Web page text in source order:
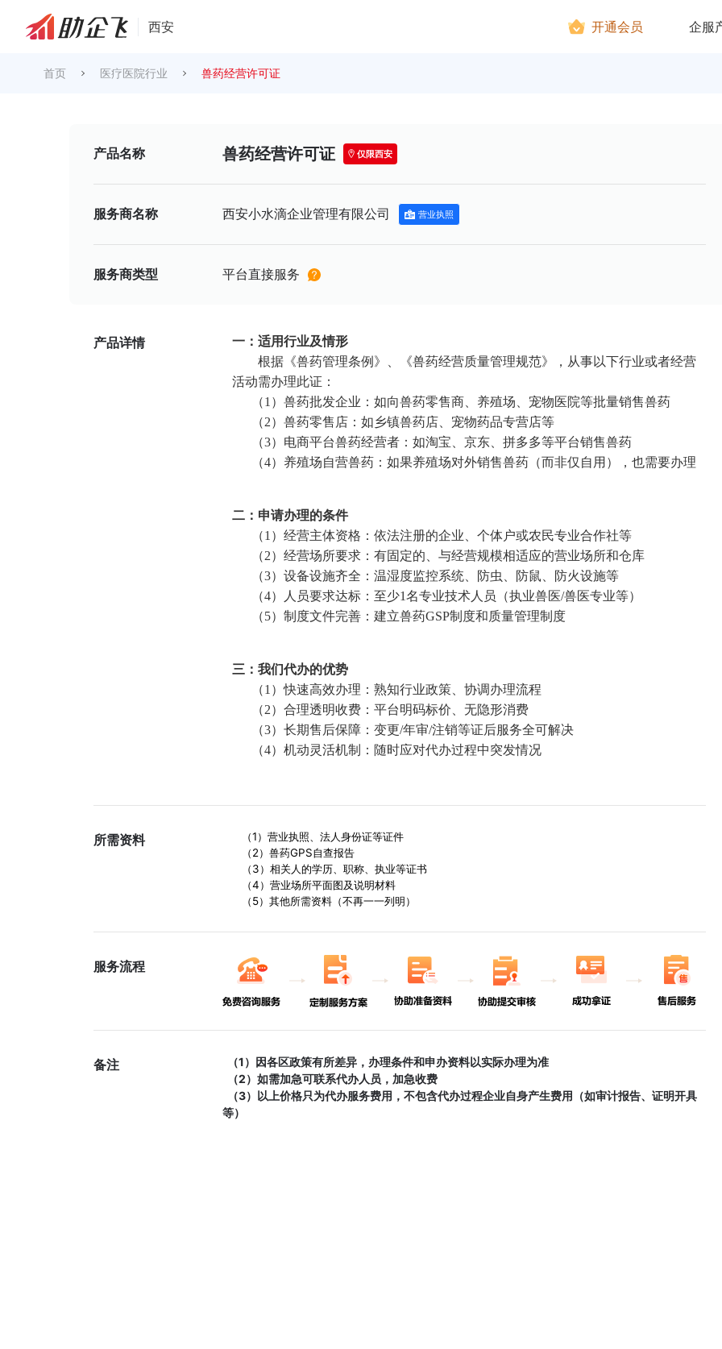
西安 开通会员 企服
首页 医疗医院行业 兽药经营许可证
产品名称 兽药经营许可证 仅限西安
服务商名称 西安小水滴企业管理有限公司 营业执照
服务商类型 平台直接服务
产品详情 一：适用行业及情形
根据《兽药管理条例》、《兽药经营质量管理规范》，从事以下行业或者经营
活动需办理此证：
（1）兽药批发企业：如向兽药零售商、养殖场、宠物医院等批量销售兽药
（2）兽药零售店：如乡镇兽药店、宠物药品专营店等
（3）电商平台兽药经营者：如淘宝、京东、拼多多等平台销售兽药
（4）养殖场自营兽药：如果养殖场对外销售兽药（而非仅自用），也需要办理
二：申请办理的条件
（1）经营主体资格：依法注册的企业、个体户或农民专业合作社等
（2）经营场所要求：有固定的、与经营规模相适应的营业场所和仓库
（3）设备设施齐全：温湿度监控系统、防虫、防鼠、防火设施等
（4）人员要求达标：至少1名专业技术人员（执业兽医/兽医专业等）
（5）制度文件完善：建立兽药GSP制度和质量管理制度
三：我们代办的优势
（1）快速高效办理：熟知行业政策、协调办理流程
（2）合理透明收费：平台明码标价、无隐形消费
（3）长期售后保障：变更/年审/注销等证后服务全可解决
（4）机动灵活机制：随时应对代办过程中突发情况
所需资料
（1）营业执照、法人身份证等证件
（2）兽药GPS自查报告
（3）相关人的学历、职称、执业等证书
（4）营业场所平面图及说明材料
（5）其他所需资料（不再一一列明）
服务流程
备注
（1）因各区政策有所差异，办理条件和申办资料以实际办理为准
（2）如需加急可联系代办人员，加急收费
（3）以上价格只为代办服务费用，不包含代办过程企业自身产生费用（如审计报告、证明开具
等）